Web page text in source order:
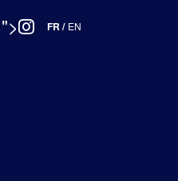
"> FR / EN